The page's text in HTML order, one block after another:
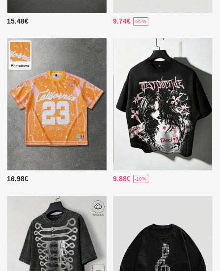
15.48€ 9.74€ -35%
16.98€ 9.88€ -10%